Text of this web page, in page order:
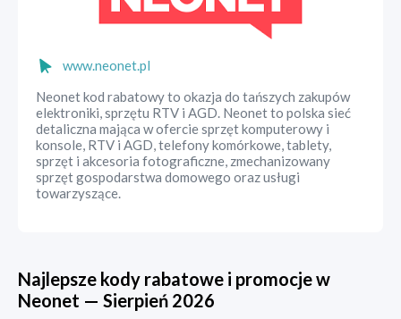
www.neonet.pl
Neonet kod rabatowy to okazja do tańszych zakupów
elektroniki, sprzętu RTV i AGD. Neonet to polska sieć
detaliczna mająca w ofercie sprzęt komputerowy i
konsole, RTV i AGD, telefony komórkowe, tablety,
sprzęt i akcesoria fotograficzne, zmechanizowany
sprzęt gospodarstwa domowego oraz usługi
towarzyszące.
Najlepsze kody rabatowe i promocje w
Neonet — Sierpień 2026